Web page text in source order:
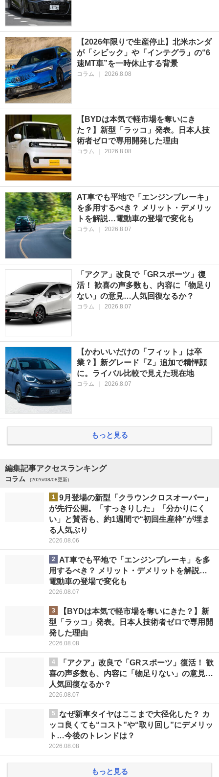
【2026年限りで生産停止】北米ホンダ
が「シビック」や「インテグラ」の“6
速MT車”を一時休止する背景
コラム 2026.8.08
【BYDは本気で軽市場を奪いにき
た？】新型「ラッコ」発表。日本人技
術者ゼロで専用開発した理由
コラム 2026.8.08
AT車でも平地で「エンジンブレーキ」
を多用するべき？ メリット・デメリッ
トを解説…電動車の登場で変化も
コラム 2026.8.07
「アクア」改良で「GRスポーツ」復
活！ 歓喜の声多数も、内容に「物足り
ない」の意見…人気回復なるか？
コラム | 2026.8.07
【かわいいだけの「フィット」は卒
業？】新グレード「Z」追加で精悍顔
に。ライバル比較で見えた現在地
コラム | 2026.8.07
もっと見る
編集記事アクセスランキング
コラム (2026/08/08更新)
1
9月登場の新型「クラウンクロスオーバー」
が先行公開。「すっきりした」「分かりにく
い」と賛否も、約1週間で“初回生産枠”が埋ま
る人気ぶり
2026.08.06
2
AT車でも平地で「エンジンブレーキ」を多
用するべき？ メリット・デメリットを解説…
電動車の登場で変化も
2026.08.07
3
【BYDは本気で軽市場を奪いにきた？】新
型「ラッコ」発表。日本人技術者ゼロで専用開
発した理由
2026.08.08
4
「アクア」改良で「GRスポーツ」復活！ 歓
喜の声多数も、内容に「物足りない」の意見…
人気回復なるか？
2026.08.07
5
なぜ新車タイヤはここまで大径化した？ カ
ッコ良くても“コスト”や“取り回し”にデメリッ
ト…今後のトレンドは？
2026.08.08
もっと見る